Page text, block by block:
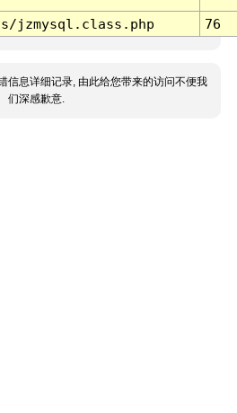
jzmysql.class.php 76
信息详细记录, 由此给您带来的访问不便我
们深感歉意.